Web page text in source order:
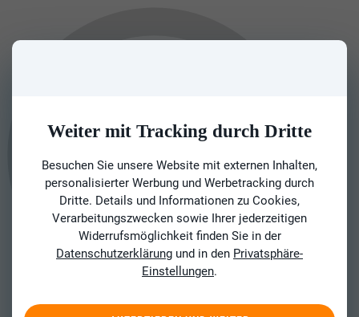
Weiter mit Tracking durch Dritte
Besuchen Sie unsere Website mit externen Inhalten,
personalisierter Werbung und Werbetracking durch
Dritte. Details und Informationen zu Cookies,
Verarbeitungszwecken sowie Ihrer jederzeitigen
Widerrufsmöglichkeit finden Sie in der
Datenschutzerklärung und in den Privatsphäre-
Einstellungen.